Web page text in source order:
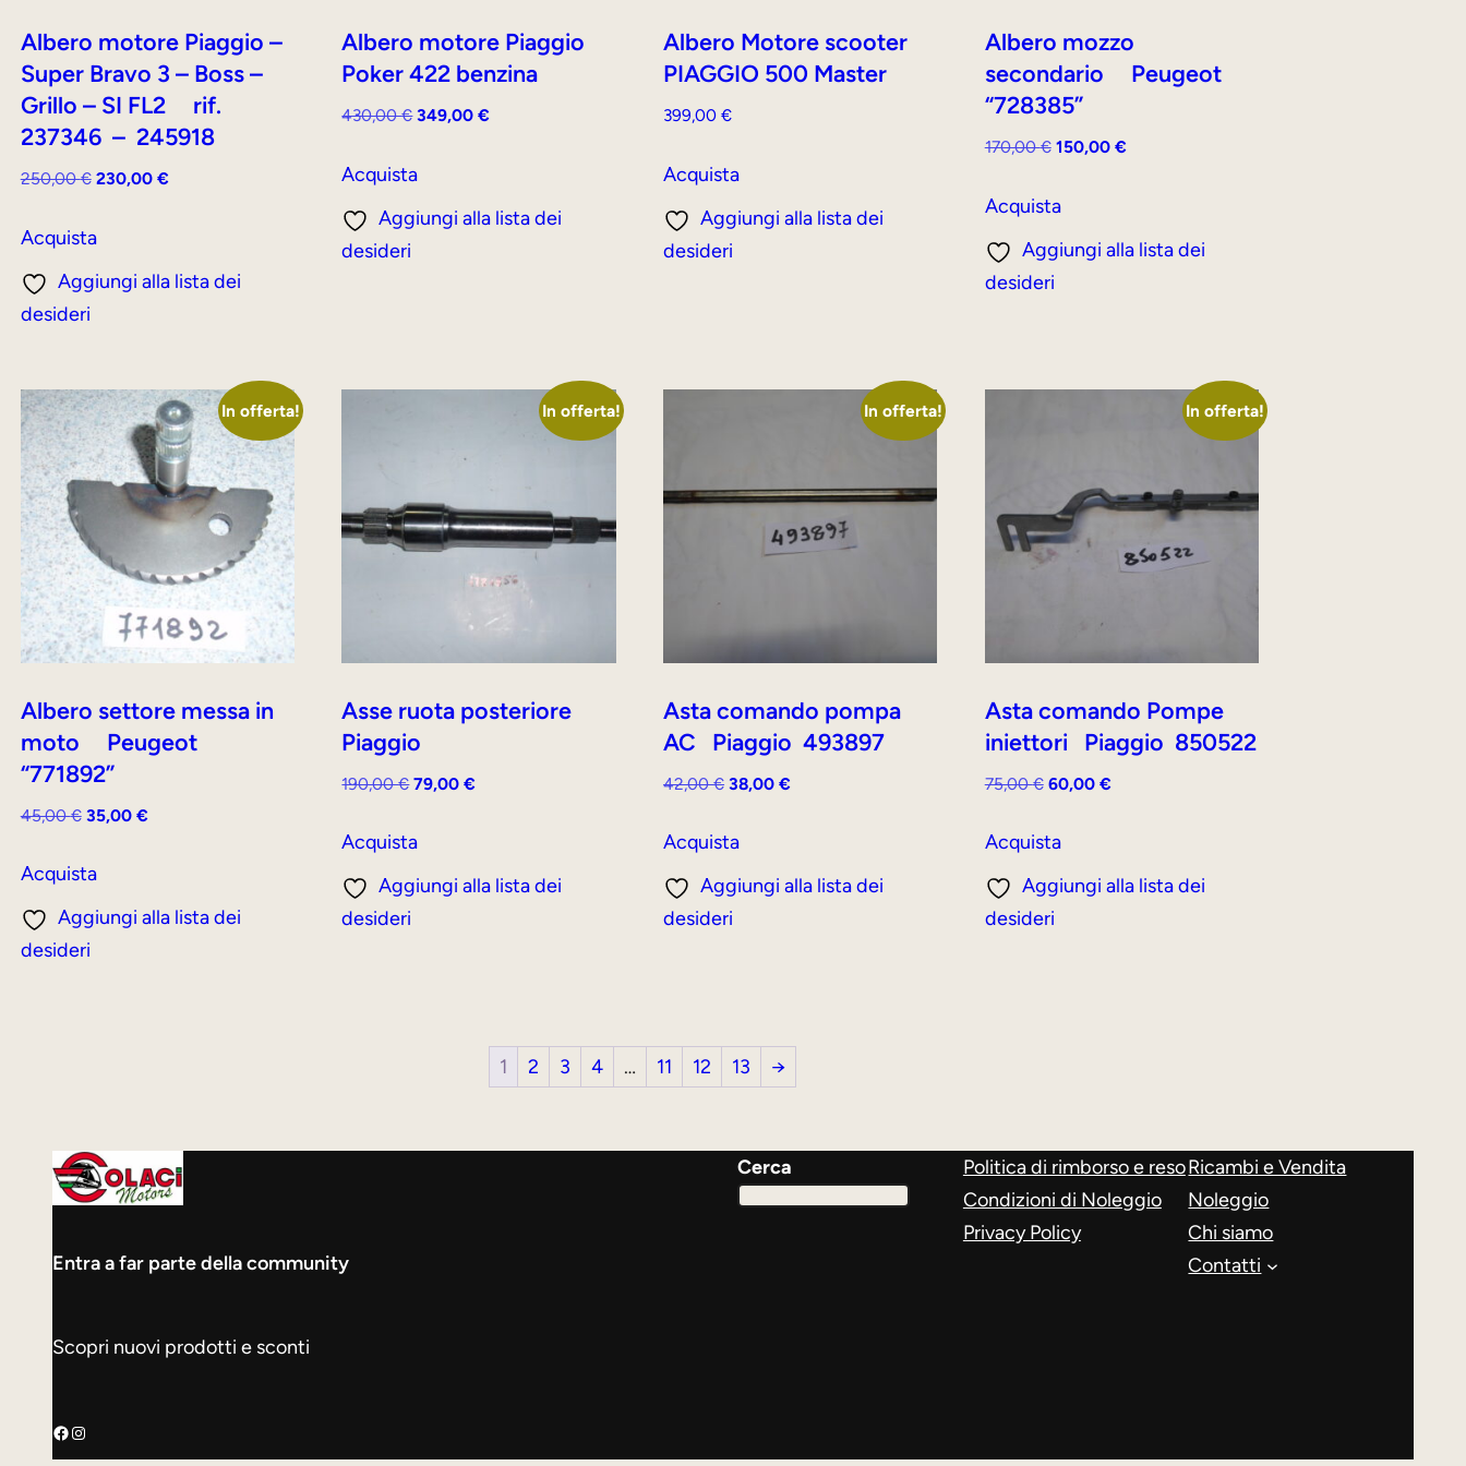
Albero motore Piaggio –
Super Bravo 3 – Boss –
Grillo – SI FL2 rif.
237346 – 245918
250,00€ Il
originale
250,00 €.
230,00 €Il
230,00 €.
Acquista
Aggiungi alla lista dei
desideri
Albero motore Piaggio
Poker 422 benzina
430,00€Il
originale
430,00 €.
349,00€Il
349,00 €.
Acquista
Aggiungi alla lista dei
desideri
Albero Motore scooter
PIAGGIO 500 Master
399,00€
Acquista
Aggiungi alla lista dei
desideri
Albero mozzo
secondario Peugeot
“728385”
170,00€ Il
originale
170,00 €.
150,00 €Il
150,00 €.
Acquista
Aggiungi alla lista dei
desideri
In offerta!
Albero settore messa in
moto Peugeot
“771892”
45,00€ Il
originale
45,00 €.
35,00 €Il
35,00 €.
Acquista
Aggiungi alla lista dei
desideri
In offerta!
Asse ruota posteriore
Piaggio
190,00€Il
originale
190,00 €.
79,00€Il
79,00 €.
Acquista
Aggiungi alla lista dei
desideri
In offerta!
Asta comando pompa
AC Piaggio 493897
42,00€ Il
originale
42,00 €.
38,00€Il
38,00 €.
Acquista
Aggiungi alla lista dei
desideri
In offerta!
Asta comando Pompe
iniettori Piaggio 850522
75,00€ Il
originale
75,00 €.
60,00 €Il
60,00 €.
Acquista
Aggiungi alla lista dei
desideri
1 2 3 4 … 11 12 13 →
Entra a far parte della community
Scopri nuovi prodotti e sconti
Facebook Instagram
Cerca
Politica di rimborso e reso
Condizioni di Noleggio
Privacy Policy
Ricambi e Vendita
Noleggio
Chi siamo
Contatti